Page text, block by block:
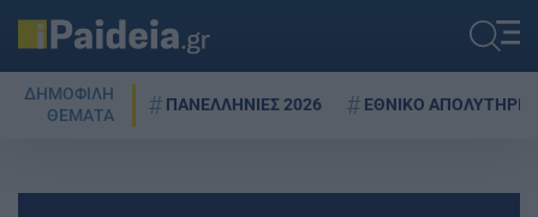
ΔΗΜΟΦΙΛΗ
ΘΕΜΑΤΑ
ΠΑΝΕΛΛΗΝΙΕΣ 2026 ΕΘΝΙΚΟ ΑΠΟΛΥΤΗΡΙΟ